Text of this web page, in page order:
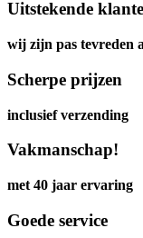
Uitstekende
wij zijn pas tevreden
Scherpe prijzen
inclusief verzending
Vakmanschap!
met 40 jaar ervaring
Goede service